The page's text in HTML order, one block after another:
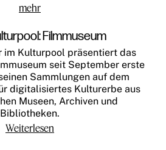
mehr
Filmmuseum
im Kulturpool präsentiert das
seit September erste
Sammlungen auf dem
digitalisiertes Kulturerbe aus
Museen, Archiven und
Bibliotheken.
Weiterlesen